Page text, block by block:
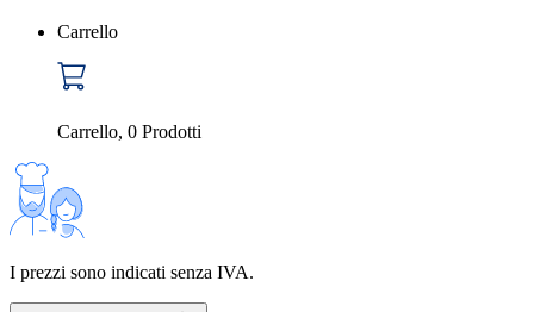
Carrello
Carrello, 0 Prodotti
I prezzi sono indicati senza IVA.